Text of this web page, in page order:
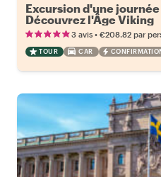
Excursion d'une
Découvrez l'Âge Viking
3 avis • €208.82 par
TOUR CAR